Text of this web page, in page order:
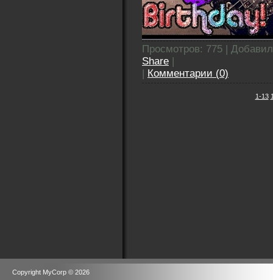
Просмотров: 775 |
Share |
| Комментарии (0)
1-13
Copyright MyCorp © 2026